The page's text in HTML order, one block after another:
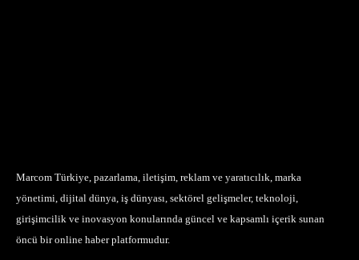
Marcom Türkiye, pazarlama, iletişim, reklam ve yaratıcılık, marka
yönetimi, dijital dünya, iş dünyası, sektörel gelişmeler, teknoloji,
girişimcilik ve inovasyon konularında güncel ve kapsamlı içerik sunan
öncü bir online haber platformudur.